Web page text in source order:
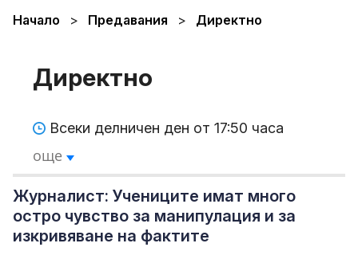
Начало Предавания Директно
Директно
Всеки делничен ден от 17:50 часа
още
Журналист: Учениците имат много
остро чувство за манипулация и за
изкривяване на фактите